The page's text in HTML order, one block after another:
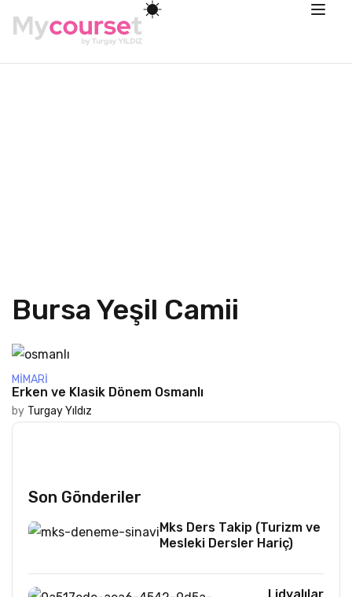
Bursa Yeşil Camii
MIMARI
Erken ve Klasik Dönem Osmanlı
by Turgay Yıldız
Son Gönderiler
Mks Ders Takip (Turizm ve
Mesleki Dersler Hariç)